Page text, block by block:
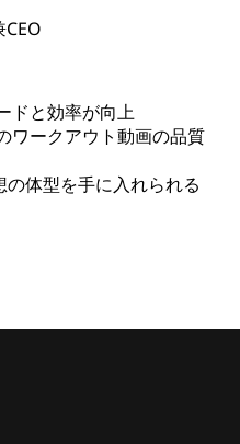
と効率が向上
ークアウト動画の品質
体型を手に入れられる